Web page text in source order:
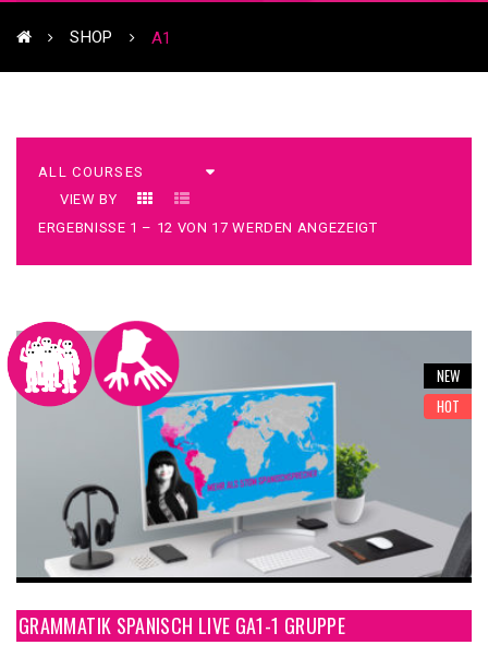
SHOP A1
VIEW BY
ERGEBNISSE 1 – 12 VON 17 WERDEN ANGEZEIGT
NEW
HOT
GRAMMATIK SPANISCH LIVE GA1-1 GRUPPE